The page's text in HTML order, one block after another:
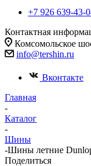
+7 926 639-43-
Контактная
Комсомольское
info@tershin.ru
Вконтакте
Главная
-
Каталог
-
Шины
-Шины летние
Поделиться